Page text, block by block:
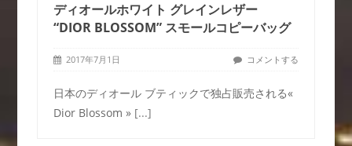
ディオールホワイト グレインレザー
“DIOR BLOSSOM” スモールコピーバッグ
2017年7月1日 コメントする
日本のディオール ブティックで独占販売される«
Dior Blossom » [...]